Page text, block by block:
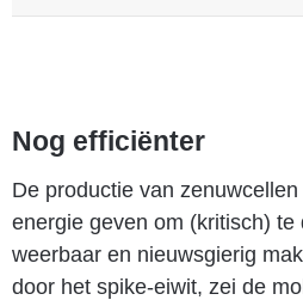
Nog efficiënter
De productie van
energie geven om (kritisch) te
weerbaar en nieuwsgierig
door het spike-eiwit, zei de